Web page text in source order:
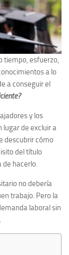
tiempo, esfuerzo,
a lo
a conseguir el
y los
lugar de excluir a
descubrir cómo
del título
de hacerlo.
no debería
trabajo. Pero la
laboral sin